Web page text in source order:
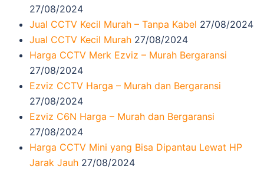
27/08/2024
Jual CCTV Kecil Murah – Tanpa Kabel 27/08/2024
Jual CCTV Kecil Murah 27/08/2024
Harga CCTV Merk Ezviz – Murah Bergaransi
27/08/2024
Ezviz CCTV Harga – Murah dan Bergaransi
27/08/2024
Ezviz C6N Harga – Murah dan Bergaransi
27/08/2024
Harga CCTV Mini yang Bisa Dipantau Lewat HP
Jarak Jauh 27/08/2024